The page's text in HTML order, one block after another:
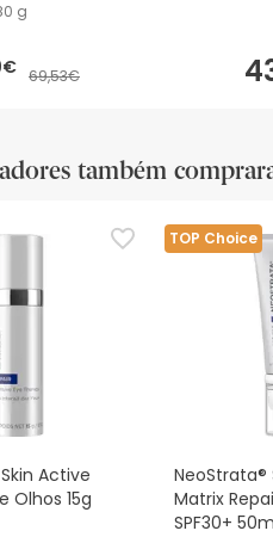
g
69,53€
também
Active
Olhos 15g
TOP Choice
NeoStrata®
Matrix
SPF30+